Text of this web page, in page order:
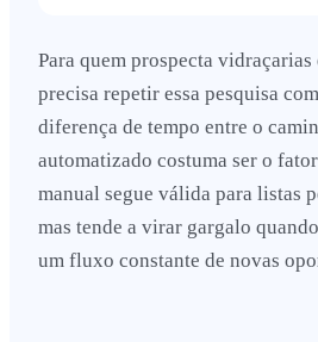
Para quem prospecta
precisa repetir essa pesquisa
diferença de tempo entre o
automatizado costuma ser o
manual segue válida para listas
mas tende a virar gargalo
um fluxo constante de novas